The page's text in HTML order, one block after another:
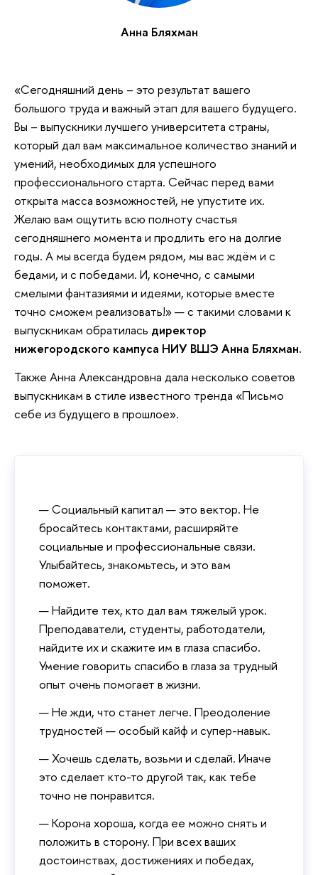
Анна Бляхман
«Сегодняшний день – это результат вашего
большого труда и важный этап для вашего будущего.
Вы – выпускники лучшего университета страны,
который дал вам максимальное количество знаний и
умений, необходимых для успешного
профессионального старта. Сейчас перед вами
открыта масса возможностей, не упустите их.
Желаю вам ощутить всю полноту счастья
сегодняшнего момента и продлить его на долгие
годы. А мы всегда будем рядом, мы вас ждём и с
бедами, и с победами. И, конечно, с самыми
смелыми фантазиями и идеями, которые вместе
точно сможем реализовать!» — с такими словами к
выпускникам обратилась директор
нижегородского кампуса НИУ ВШЭ Анна Бляхман.
Также Анна Александровна дала несколько советов
выпускникам в стиле известного тренда «Письмо
себе из будущего в прошлое».
Социальный капитал — это вектор. Не
бросайтесь контактами, расширяйте
социальные и профессиональные связи.
Улыбайтесь, знакомьтесь, и это вам
поможет.
Найдите тех, кто дал вам тяжелый урок.
Преподаватели, студенты, работодатели,
найдите их и скажите им в глаза спасибо.
Умение говорить спасибо в глаза за трудный
опыт очень помогает в жизни.
Не жди, что станет легче. Преодоление
трудностей — особый кайф и супер-навык.
Хочешь сделать, возьми и сделай. Иначе
это сделает кто-то другой так, как тебе
точно не понравится.
Корона хороша, когда ее можно снять и
положить в сторону. При всех ваших
достоинствах, достижениях и победах,